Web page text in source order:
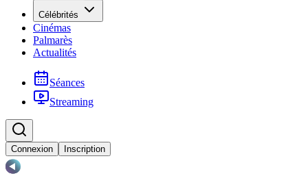
Célébrités
Cinémas
Palmarès
Actualités
Séances
Streaming
Connexion Inscription